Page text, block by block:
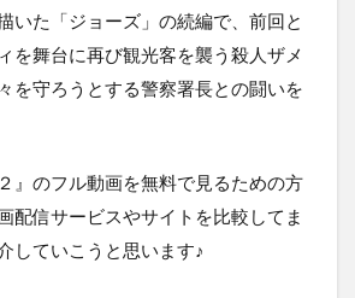
いた「ジョーズ」の続編で、前回と
を舞台に再び観光客を襲う殺人ザメ
を守ろうとする警察署長との闘いを
』のフル動画を無料で見るための方
配信サービスやサイトを比較してま
していこうと思います♪